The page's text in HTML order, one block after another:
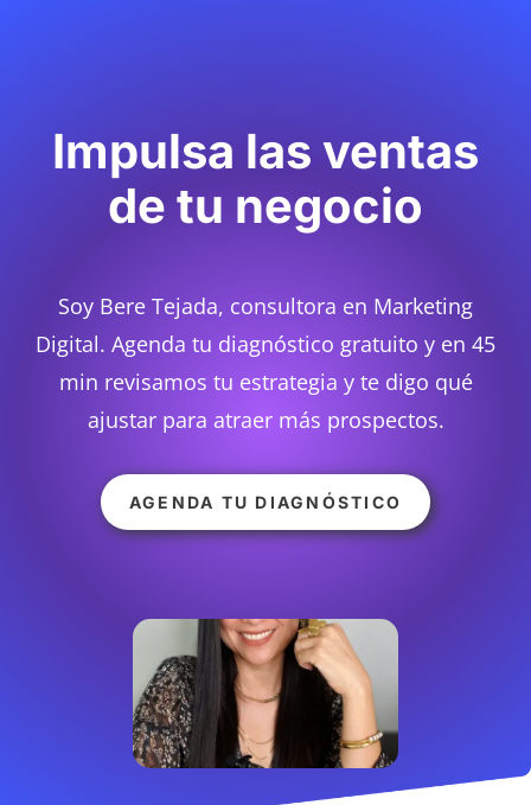
Impulsa las ventas
de tu negocio
Soy Bere Tejada, consultora en Marketing
Digital. Agenda tu diagnóstico gratuito y en 45
min revisamos tu estrategia y te digo qué
ajustar para atraer más prospectos.
AGENDA TU DIAGNÓSTICO